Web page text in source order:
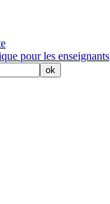
pour les enseignants